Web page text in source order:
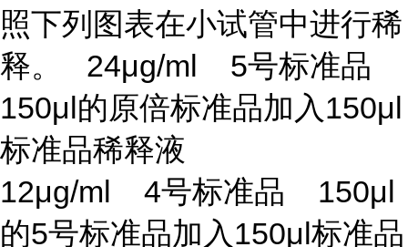
照下列图表在小试管中进行稀
释。 24μg/ml 5号标准品
150μl的原倍标准品加入150μl
标准品稀释液
12μg/ml 4号标准品 150μl
的5号标准品加入150μl标准品